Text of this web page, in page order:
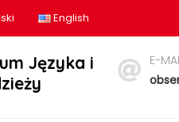
English
Języka i
E-